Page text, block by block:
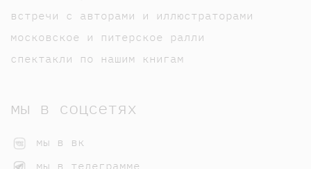
встречи с авторами и иллюстраторами
московское и питерское ралли
спектакли по нашим книгам
мы в соцсетях
мы в вк
мы в телеграмме